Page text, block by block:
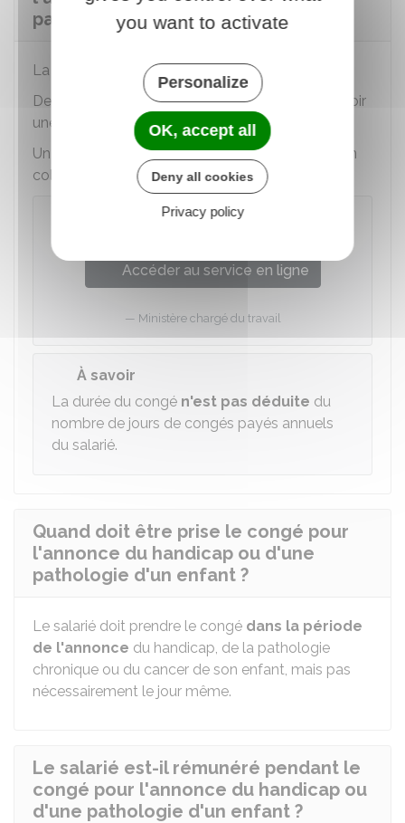
pathologie d'un enfant ?
La durée du congé est de5jours ouvrables
Des
dispositions conventionnellespeuvent prévoir
une durée plus élevée.
Un simulateur permet de consulter la convention
collective en vigueur dans l'entreprise :
Trouver sa convention collective
Accéder au service en ligne
Ministère chargé du travail
À savoir
La durée du congé n'est pas déduite du
nombre de jours de congés payés annuels
du salarié.
Quand doit être prise le congé pour
l'annonce du handicap ou d'une
pathologie d'un enfant ?
Le salarié doit prendre le congé dans la période
de l'annonce du handicap, de la pathologie
chronique ou du cancer de son enfant, mais pas
nécessairement le jour même.
Le salarié est-il rémunéré pendant le
congé pour l'annonce du handicap ou
d'une pathologie d'un enfant ?
you want to activate
Personalize
OK, accept all
Deny all cookies
Privacy policy